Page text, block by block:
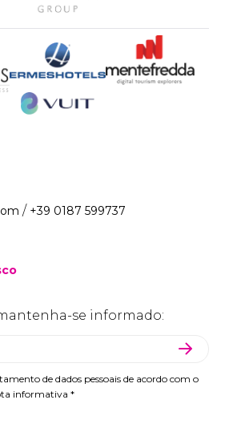
/ +39 0187 599737
se informado:
de dados pessoais de acordo com o
informativa *